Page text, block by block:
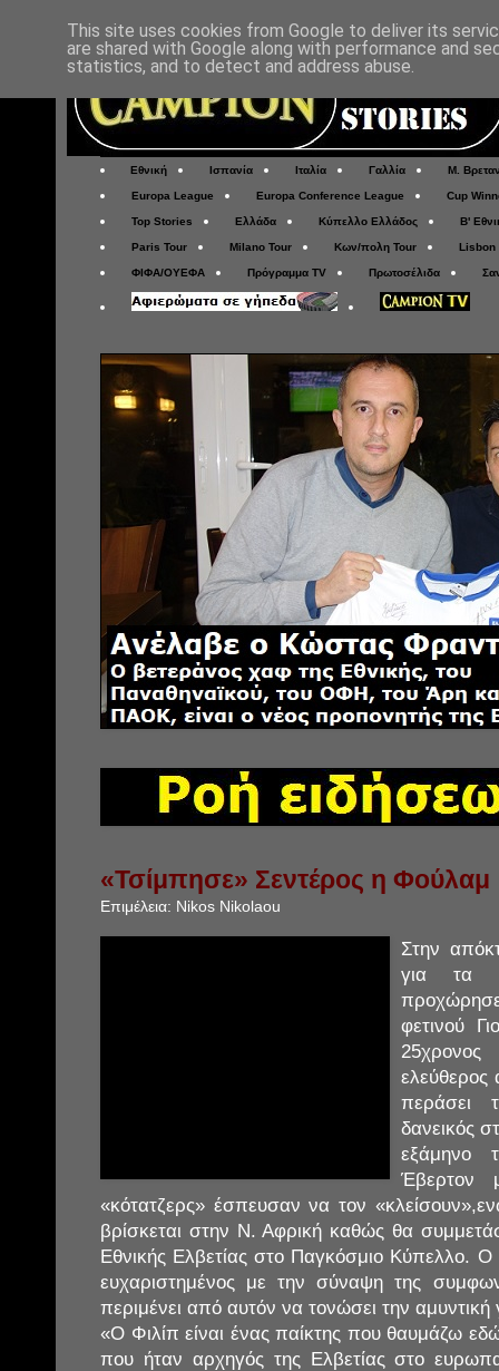
Εθνική Ισπανία Ιταλία Γαλλία Μ.
Europa League Europa Conference League Cup
Top Stories Ελλάδα Κύπελλο Ελλάδος Β'
Paris Tour Milano Tour Κων/πολη Tour Lisbon
ΦΙΦΑ/ΟΥΕΦΑ Πρόγραμμα TV Πρωτοσέλιδα
«Τσίμπησε» Σεντέρος η Φούλαμ
Επιμέλεια: Nikos Nikolaou
Στην
για τα
προχώρησε
φετινού
ελεύθερος
περάσει
δανεικός
εξάμηνο
Έβερτον
«κότατζερς» έσπευσαν να τον
βρίσκεται στην Ν. Αφρική καθώς θα
Εθνικής Ελβετίας στο Παγκόσμιο Κύπελλο.
ευχαριστημένος με την σύναψη της
περιμένει από αυτόν να τονώσει την
«Ο Φιλίπ είναι ένας παίκτης που θαυμάζω
που ήταν αρχηγός της Ελβετίας στο
This site uses cookies from Google to deliver its
are shared with Google along with performance and
statistics, and to detect and address abuse.